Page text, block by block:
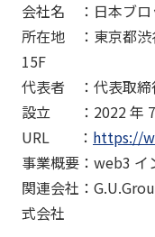
会社名 ：日本ブロ
所在地 ：東京都渋
15F
代表者 ：代表取締
設立 ：2022 年 7
URL ： https://
事業概要：web3 イ
関連会社：
式会社